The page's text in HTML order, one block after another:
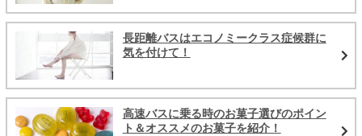
長距離バスはエコノミークラス症候群に
気を付けて！
高速バスに乗る時のお菓子選びのポイン
ト＆オススメのお菓子を紹介！